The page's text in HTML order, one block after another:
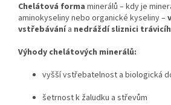
Chelátová forma minerálů – kdy je
aminokyseliny nebo organické kyseliny –
vstřebávánía nedráždí sliznici
Výhody chelátových minerálů:
vyšší vstřebatelnost a biologická
šetrnost k žaludku a střevům